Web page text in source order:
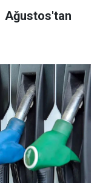
Ağustos'tan